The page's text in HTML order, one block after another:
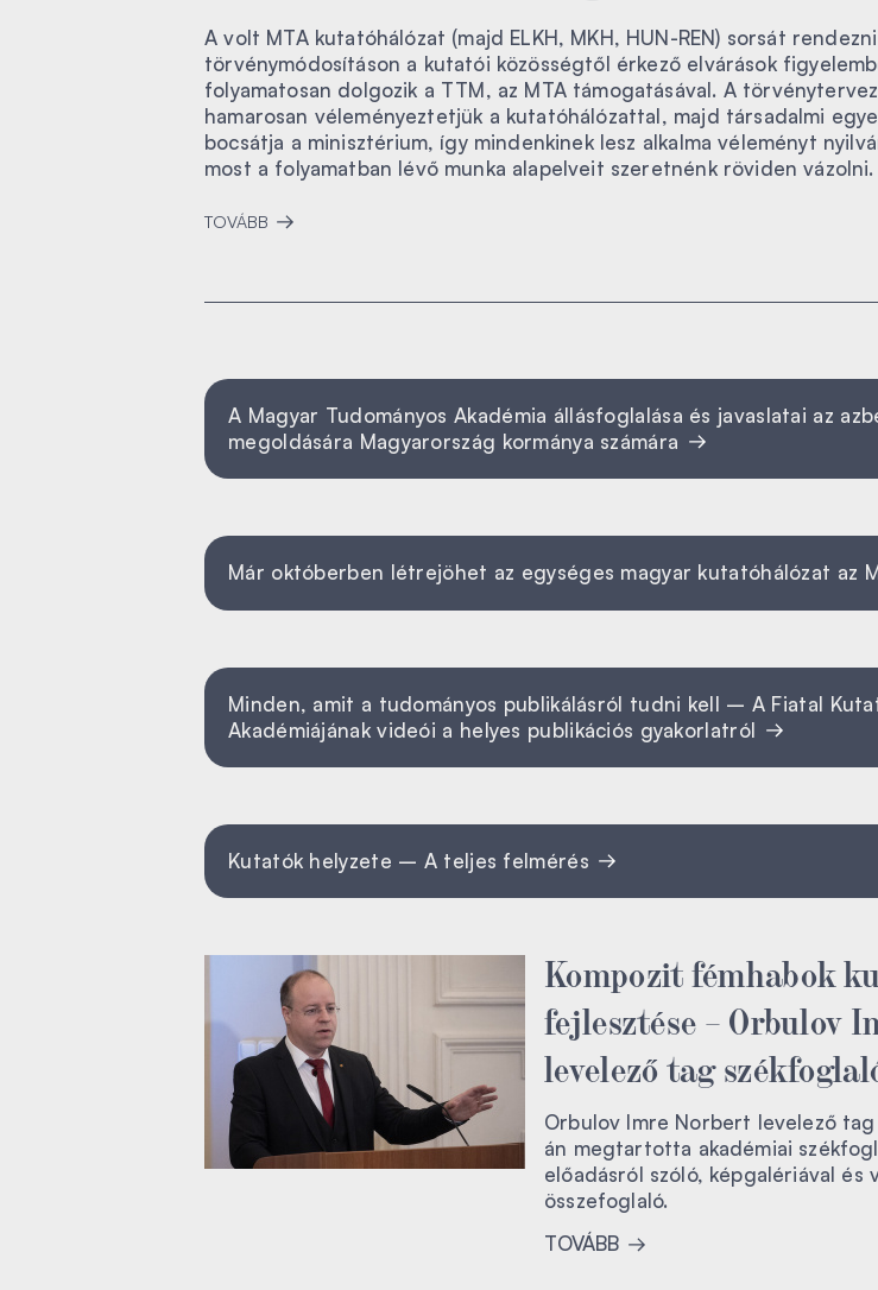
A volt MTA kutatóhálózat (majd ELKH, MKH, HUN-REN) sorsát
törvénymódosításon a kutatói közösségtől érkező elvárások
folyamatosan dolgozik a TTM, az MTA támogatásával. A
hamarosan véleményeztetjük a kutatóhálózattal, majd társadalmi
bocsátja a minisztérium, így mindenkinek lesz alkalma véleményt
most a folyamatban lévő munka alapelveit szeretnénk röviden vázolni.
TOVÁBB
A Magyar Tudományos Akadémia állásfoglalása és javaslatai az
megoldására Magyarország kormánya számára
Már októberben létrejöhet az egységes magyar kutatóhálózat az
Minden, amit a tudományos publikálásról tudni kell – A Fiatal
Akadémiájának videói a helyes publikációs gyakorlatról
Kutatók helyzete – A teljes felmérés
Kompozit fémhabok
fejlesztése – Orbulov
levelező tag
Orbulov Imre Norbert levelező
án megtartotta akadémiai
előadásról szóló, képgalériával
összefoglaló.
TOVÁBB